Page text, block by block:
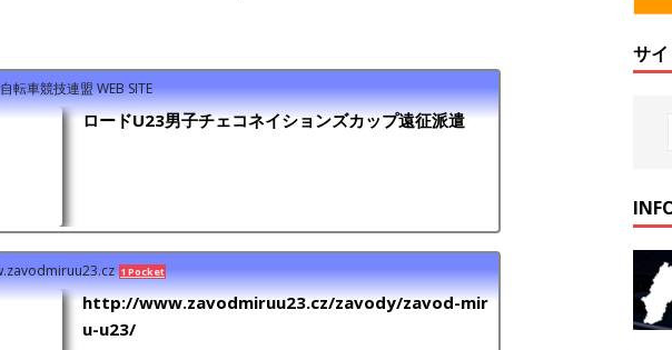
転車競技連盟 WEB SITE
ロードU23男子チェコネイションズカップ遠征派遣
1 Pocket
http://www.zavodmiruu23.cz/zavody/zavod-mir
u-u23/
サ